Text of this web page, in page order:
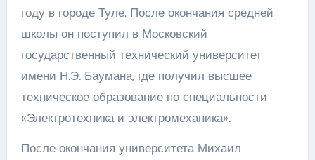
году в городе Туле. После окончания средней
школы он поступил в Московский
государственный технический университет
имени Н.Э. Баумана, где получил высшее
техническое образование по специальности
«Электротехника и электромеханика».
После окончания университета Михаил